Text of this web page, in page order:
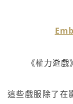
《權力遊
這些戲服除了在